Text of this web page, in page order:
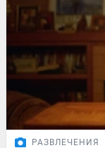
РАЗВЛЕЧЕНИЯ